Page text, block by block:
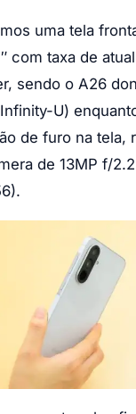
uma tela
com taxa de
sendo o A26
U)
de furo na tela,
de 13MP f/